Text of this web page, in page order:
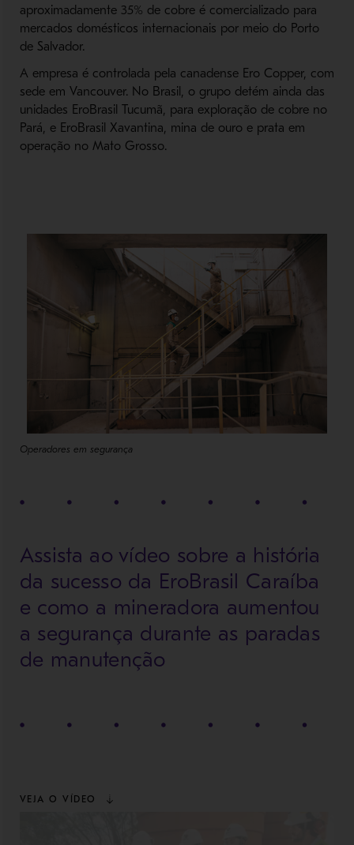
aproximadamente 35% de cobre é comercializado para
mercados domésticos internacionais por meio do Porto
de Salvador.
A empresa é controlada pela canadense Ero Copper, com
sede em Vancouver. No Brasil, o grupo detém ainda das
unidades EroBrasil Tucumã, para exploração de cobre no
Pará, e EroBrasil Xavantina, mina de ouro e prata em
operação no Mato Grosso.
Operadores em segurança
Assista ao vídeo sobre a história
da sucesso da EroBrasil Caraíba
e como a mineradora aumentou
a segurança durante as paradas
de manutenção
VEJA O VÍDEO